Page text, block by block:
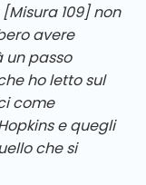
109] non
avere
un passo
ho letto sul
come
e quegli
che si